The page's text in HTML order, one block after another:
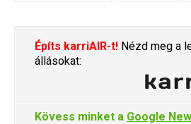
Építs karriAIR-t! Nézd meg a
állásokat:
Kövess minket a Google